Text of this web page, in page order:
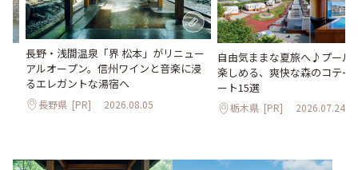
長野・浅間温泉「界 松本」がリニュー
アルオープン。信州ワインと音楽に浸
るエレガントな湯宿へ
長野県 [PR] 2026.08.05
自由気ままな夏旅へ♪プール
楽しめる、爽快な森のコテー
ート15選
栃木県 [PR] 2026.07.24